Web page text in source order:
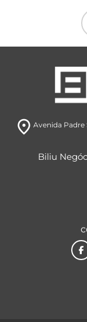
room Avenida Padre
Biliu